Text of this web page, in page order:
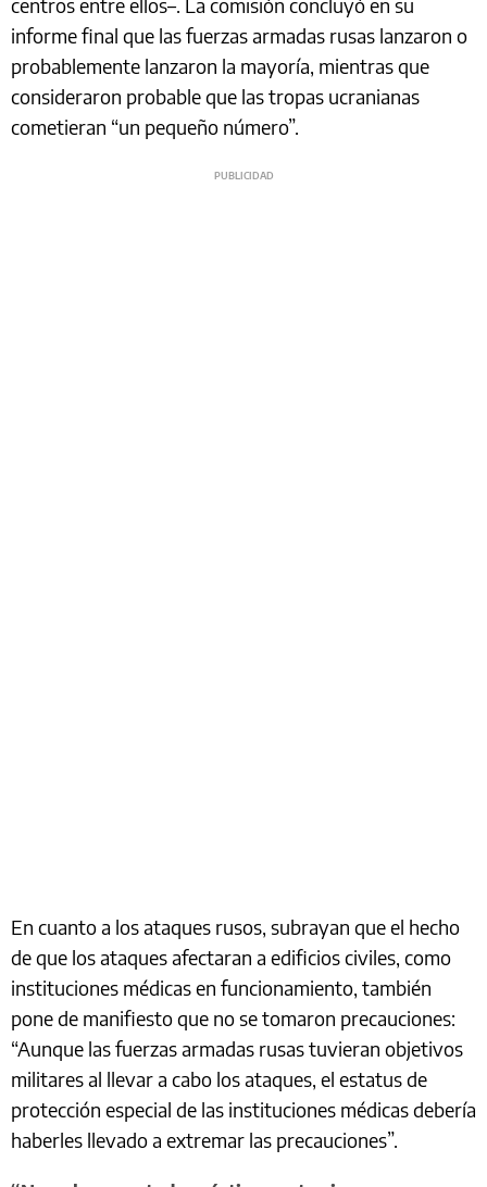
centros entre ellos–. La comisión concluyó en su
informe final que las fuerzas armadas rusas lanzaron o
probablemente lanzaron la mayoría, mientras que
consideraron probable que las tropas ucranianas
cometieran “un pequeño número”.
En cuanto a los ataques rusos, subrayan que el hecho
de que los ataques afectaran a edificios civiles, como
instituciones médicas en funcionamiento, también
pone de manifiesto que no se tomaron precauciones:
“Aunque las fuerzas armadas rusas tuvieran objetivos
militares al llevar a cabo los ataques, el estatus de
protección especial de las instituciones médicas debería
haberles llevado a extremar las precauciones”.